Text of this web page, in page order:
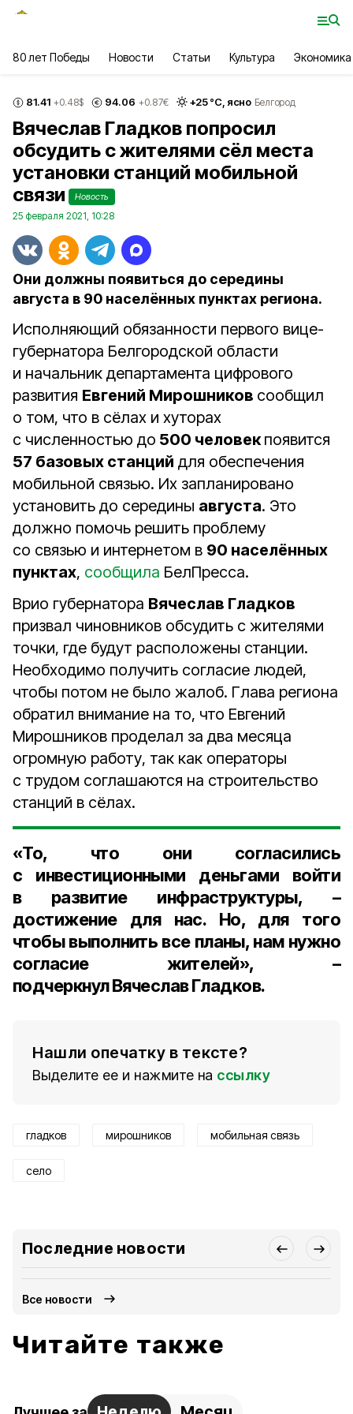
80 лет Победы Новости Статьи Культура Экономика
81.41 +0.48$ 94.06 +0.87€ +25°С, ясно Белгород
Вячеслав Гладков попросил
обсудить с жителями сёл места
установки станций мобильной
связи
Новость
25 февраля 2021, 10:28
Они должны появиться до середины
августа в 90 населённых пунктах региона.
Исполняющий обязанности первого вице-
губернатора Белгородской области
и начальник департамента цифрового
развития Евгений Мирошников сообщил
о том, что в сёлах и хуторах
с численностью до 500 человекпоявится
57 базовых станций для обеспечения
мобильной связью. Их запланировано
установить до середины августа. Это
должно помочь решить проблему
со связью и интернетом в 90 населённых
пунктах, сообщила БелПресса.
Врио губернатора Вячеслав Гладков
призвал чиновников обсудить с жителями
точки, где будут расположены станции.
Необходимо получить согласие людей,
чтобы потом не было жалоб. Глава региона
обратил внимание на то, что Евгений
Мирошников проделал за два месяца
огромную работу, так как операторы
с трудом соглашаются на строительство
станций в сёлах.
«То, что они согласились
с инвестиционными деньгами войти
в развитие инфраструктуры, –
достижение для нас. Но, для того
чтобы выполнить все планы, нам нужно
согласие жителей», –
подчеркнул Вячеслав Гладков.
Нашли опечатку в тексте?
Выделите ее и нажмите на ссылку
гладков мирошников мобильная связь
село
Последние новости
Все новости
Читайте также